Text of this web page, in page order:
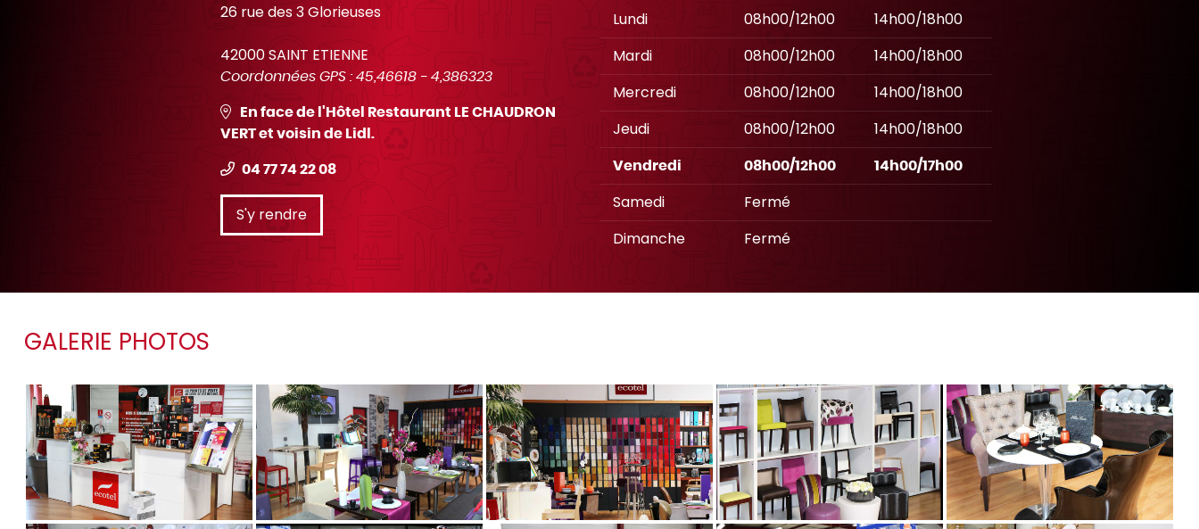
26 rue des 3 Glorieuses
42000 SAINT ETIENNE
Coordonnées GPS : 45,46618 - 4,386323
En face de l'Hôtel Restaurant LE CHAUDRON
VERT et voisin de Lidl.
04 77 74 22 08
S'y rendre
Lundi 08h00/12h00
14h00/18h00
Mardi
08h00/12h00
14h00/18h00
Mercredi
08h00/12h00
14h00/18h00
Jeudi
08h00/12h00 14h00/18h00
Vendredi 08h00/12h00 14h00/17h00
Samedi
Fermé
Dimanche
Fermé
GALERIE PHOTOS